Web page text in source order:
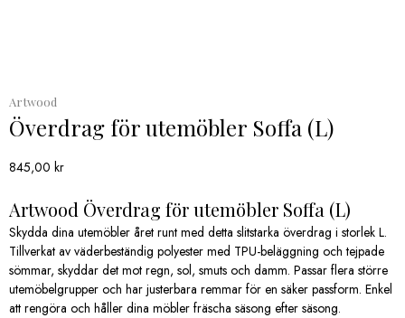
Artwood
Överdrag för utemöbler Soffa (L)
845,00 kr
Artwood Överdrag för utemöbler Soffa (L)
Skydda dina utemöbler året runt med detta slitstarka överdrag i storlek L.
Tillverkat av väderbeständig polyester med TPU-beläggning och tejpade
sömmar, skyddar det mot regn, sol, smuts och damm. Passar flera större
utemöbelgrupper och har justerbara remmar för en säker passform. Enkel
att rengöra och håller dina möbler fräscha säsong efter säsong.